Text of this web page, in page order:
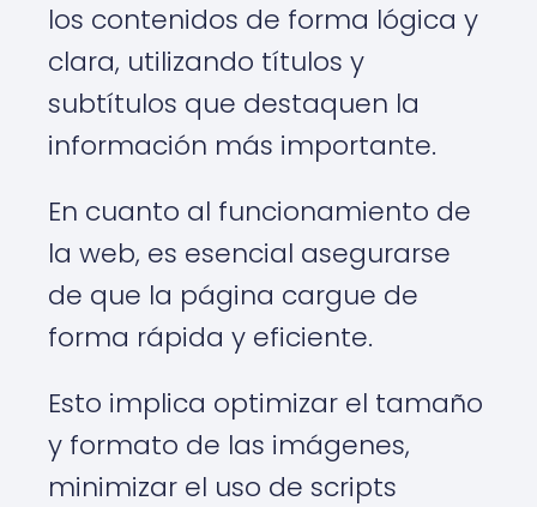
los contenidos de forma lógica y
clara, utilizando títulos y
subtítulos que destaquen la
información más importante.
En cuanto al funcionamiento de
la web, es esencial asegurarse
de que la página cargue de
forma rápida y eficiente.
Esto implica optimizar el tamaño
y formato de las imágenes,
minimizar el uso de scripts